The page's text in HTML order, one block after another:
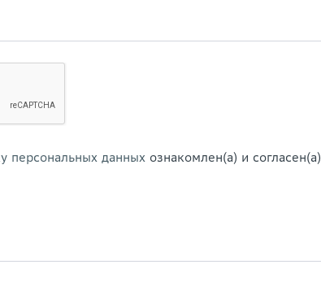
персональных данных ознакомлен(а) и согласен(а)